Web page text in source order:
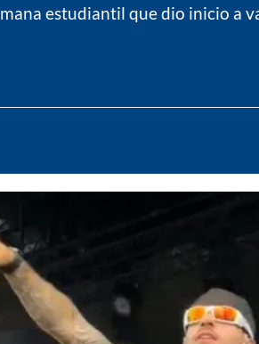
estudiantil que dio inicio a